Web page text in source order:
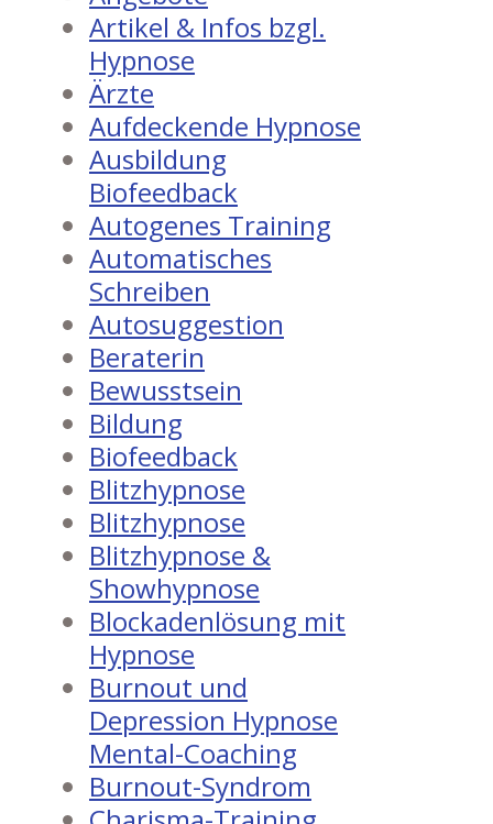
Artikel & Infos bzgl.
Hypnose
Ärzte
Aufdeckende Hypnose
Ausbildung
Biofeedback
Autogenes Training
Automatisches
Schreiben
Autosuggestion
Beraterin
Bewusstsein
Bildung
Biofeedback
Blitzhypnose
Blitzhypnose
Blitzhypnose &
Showhypnose
Blockadenlösung mit
Hypnose
Burnout und
Depression Hypnose
Mental-Coaching
Burnout-Syndrom